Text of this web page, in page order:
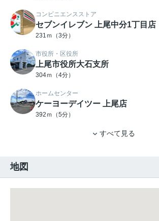
コンビニエンスストア
セブンイレブン 上尾中分1丁目店
231ｍ（3分）
市役所・区役所
上尾市役所大石支所
304ｍ（4分）
ホームセンター
ケーヨーデイツー 上尾店
392ｍ（5分）
すべて見る
地図